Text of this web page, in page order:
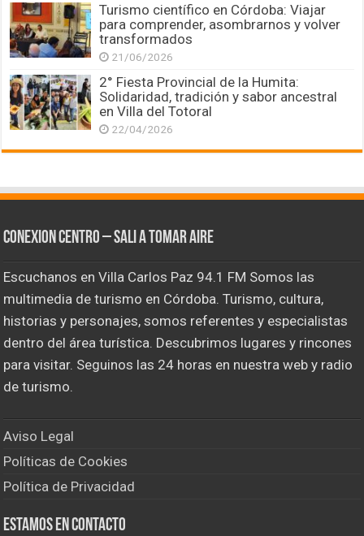
Turismo científico en Córdoba: Viajar
para comprender, asombrarnos y volver
transformados
21/06/2026
2° Fiesta Provincial de la Humita:
Solidaridad, tradición y sabor ancestral
en Villa del Totoral
22/04/2026
CONEXION CENTRO – Sali a tomar aire
Escuchanos en Villa Carlos Paz 94.1 FM Somos las
multimedia de turismo en Córdoba. Turismo, cultura,
historias y personajes, somos referentes y especialistas
dentro del área turística. Descubrimos lugares y rincones
para visitar. Seguinos las 24 horas en nuestra web y radio
de turismo.
Aviso Legal
Políticas de Cookies
Política de Privacidad
Estamos en contacto